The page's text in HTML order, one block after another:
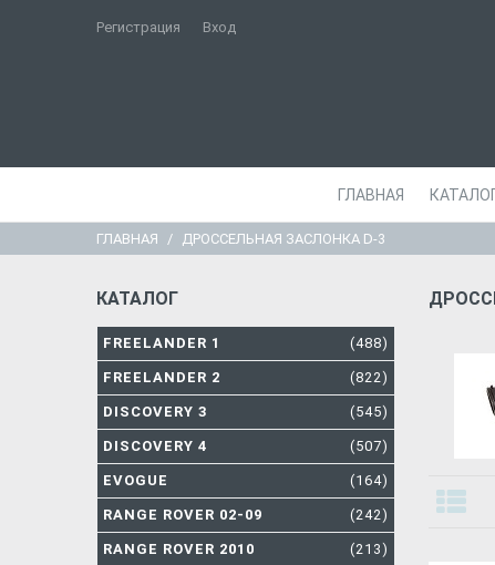
Регистрация Вход
ГЛАВНАЯ
ГЛАВНАЯ ДРОССЕЛЬНАЯ ЗАСЛОНКА D-3
КАТАЛОГ
FREELANDER 1 (488)
FREELANDER 2 (822)
DISCOVERY 3 (545)
DISCOVERY 4 (507)
EVOGUE (164)
RANGE ROVER 02-09 (242)
RANGE ROVER 2010 (213)